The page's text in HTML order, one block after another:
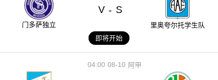
门多萨独立
V - S
里奥夸尔托学生队
即将开始
08-10
04:00 阿甲